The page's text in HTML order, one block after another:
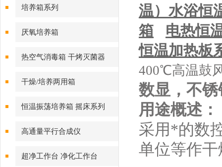
培养箱系列
厌氧培养箱
热空气消毒箱 干烤灭菌器
干燥/培养两用箱
恒温振荡培养箱 摇床系列
高通量平行合成仪
超净工作台 净化工作台
温） 水浴恒
箱
电热恒
恒温加热板
400℃高温鼓
数显 ，不
用途概述：
采用*的数
单位等作